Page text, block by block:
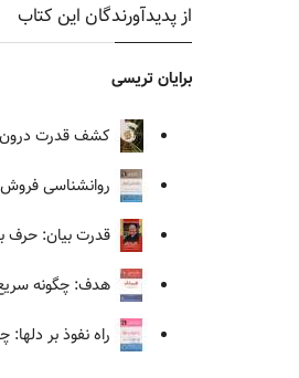
از پدیدآورندگان این کتاب
برایان تریسی
کشف قدرت درون
روانشناسی
قدرت بیان: حرف
هدف: چگونه سریع
راه نفوذ بر دلها: